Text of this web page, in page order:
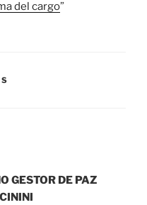
del cargo”
GESTOR DE PAZ